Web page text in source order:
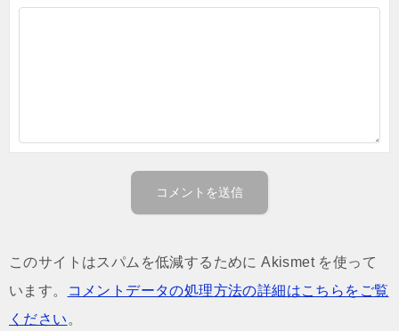
このサイトはスパムを低減するために Akismet を使って
います。
コメントデータの処理方法の詳細はこちらをご覧
ください 。